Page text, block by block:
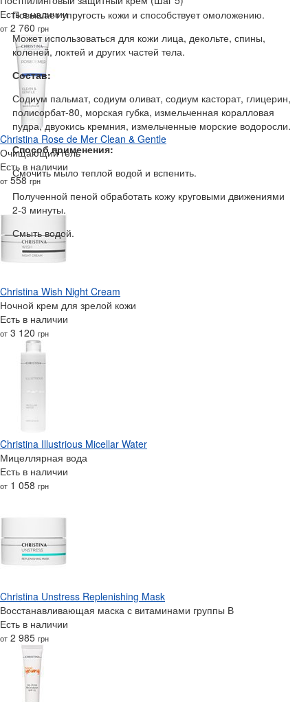
Повышает упругость кожи и способствует омоложению.
Может использоваться для кожи лица, декольте, спины,
коленей, локтей и других частей тела.
Состав:
Содиум пальмат, содиум оливат, содиум касторат, глицерин,
полисорбат-80, морская губка, измельченная коралловая
пудра, двуокись кремния, измельченные морские водоросли.
Способ применения:
Смочить мыло теплой водой и вспенить.
Полученной пеной обработать кожу круговыми движениями
2-3 минуты.
Смыть водой.
Есть в наличии
от 2 760 грн
Christina Rose de Mer Clean & Gentle
Очищающий гель
Есть в наличии
от 558грн
Christina Wish Night Cream
Ночной крем для зрелой кожи
Есть в наличии
от 3 120 грн
Christina Illustrious Micellar Water
Мицеллярная вода
Есть в наличии
от 1 058 грн
Christina Unstress Replenishing Mask
Восстанавливающая маска с витаминами группы В
Есть в наличии
от 2 985 грн